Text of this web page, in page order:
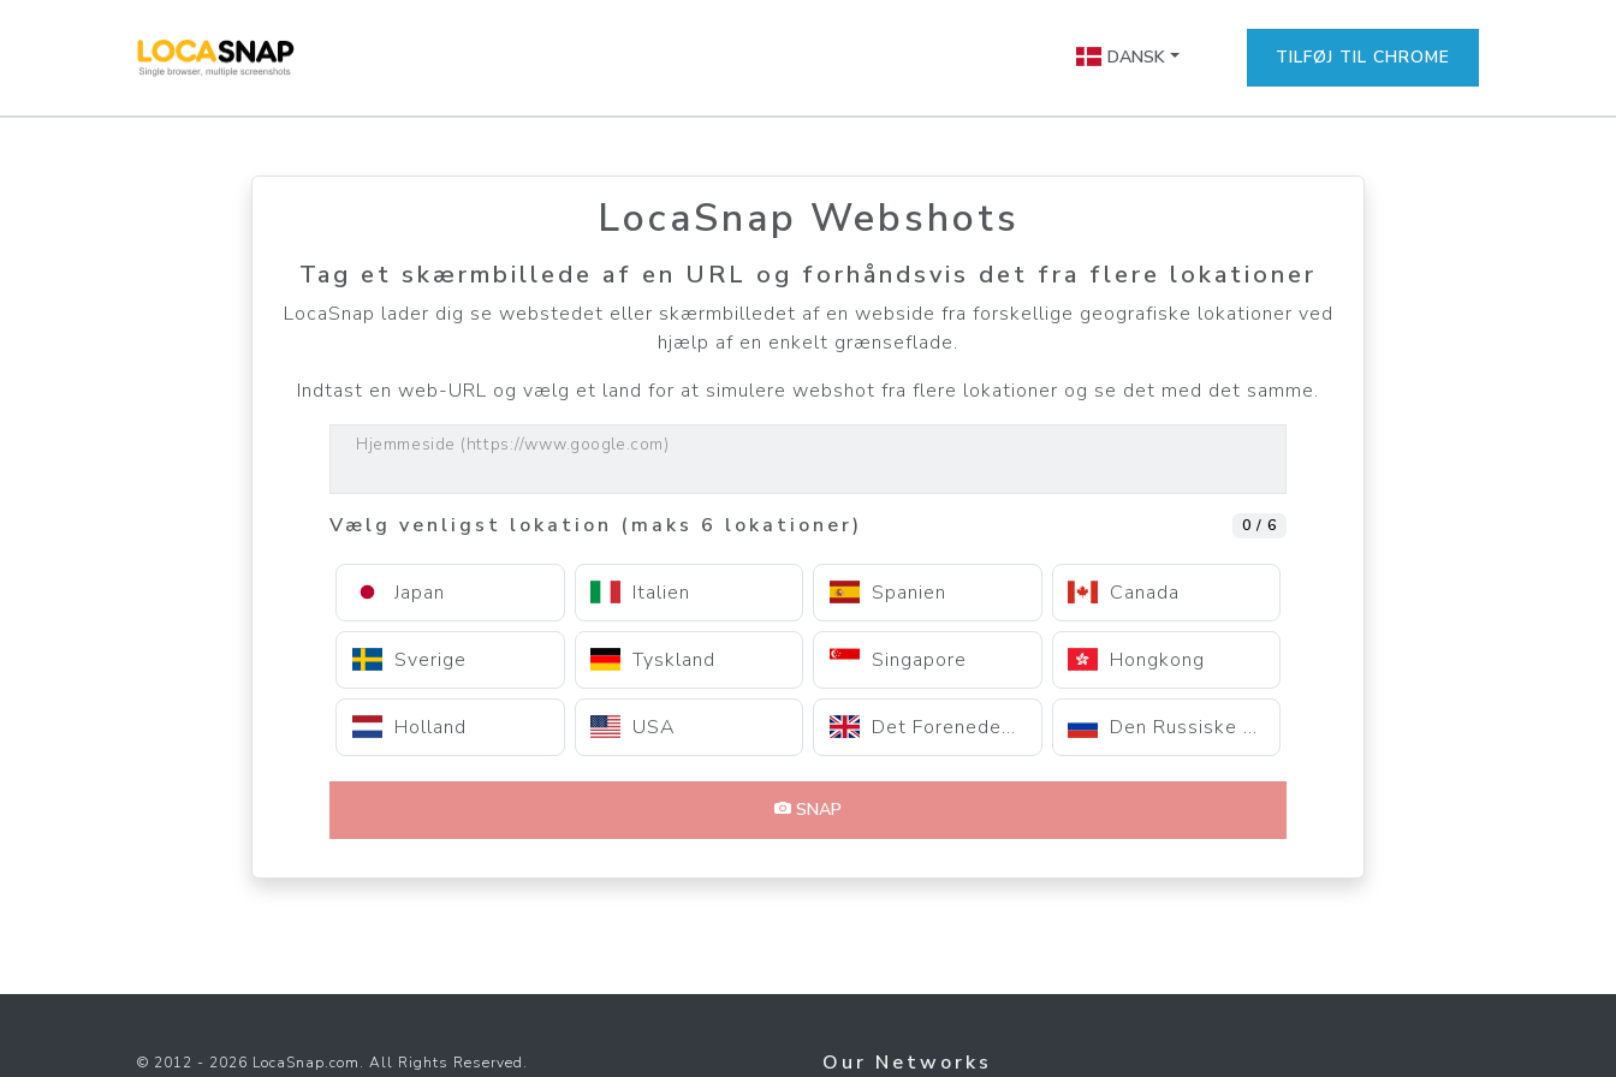
DANSK TILFØJ TIL CHROME
LocaSnap Webshots
Tag et skærmbillede af en URL og forhåndsvis det fra flere lokationer
LocaSnap lader dig se webstedet eller skærmbilledet af en webside fra forskellige geografiske lokationer ved
hjælp af en enkelt grænseflade.
Indtast en web-URL og vælg et land for at simulere webshot fra flere lokationer og se det med det samme.
Hjemmeside (https://www.google.com)
Vælg venligst lokation (maks 6 lokationer) 0 / 6
Japan Italien Spanien Canada
Sverige Tyskland Singapore Hongkong
Holland USA Det Forenede Kongerige Den Russiske Føderation
SNAP
© 2012 - 2026 LocaSnap.com. All Rights Reserved. Our Networks